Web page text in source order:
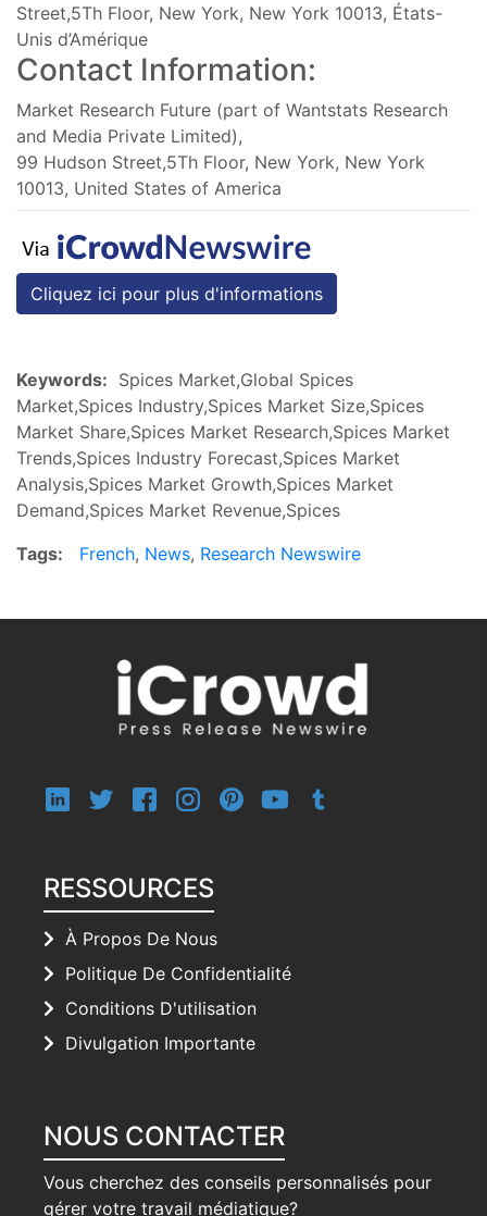
Street,5Th Floor, New York, New York 10013, États-
Unis d’Amérique
Contact Information:
Market Research Future (part of Wantstats Research
and Media Private Limited),
99 Hudson Street,5Th Floor, New York, New York
10013, United States of America
Cliquez ici pour plus d'informations
Keywords: Spices Market,Global Spices
Market,Spices Industry,Spices Market Size,Spices
Market Share,Spices Market Research,Spices Market
Trends,Spices Industry Forecast,Spices Market
Analysis,Spices Market Growth,Spices Market
Demand,Spices Market Revenue,Spices
Tags:
French, News, Research Newswire
RESSOURCES
À Propos De Nous
Politique De Confidentialité
Conditions D'utilisation
Divulgation Importante
NOUS CONTACTER
Vous cherchez des conseils personnalisés pour
gérer votre travail médiatique?